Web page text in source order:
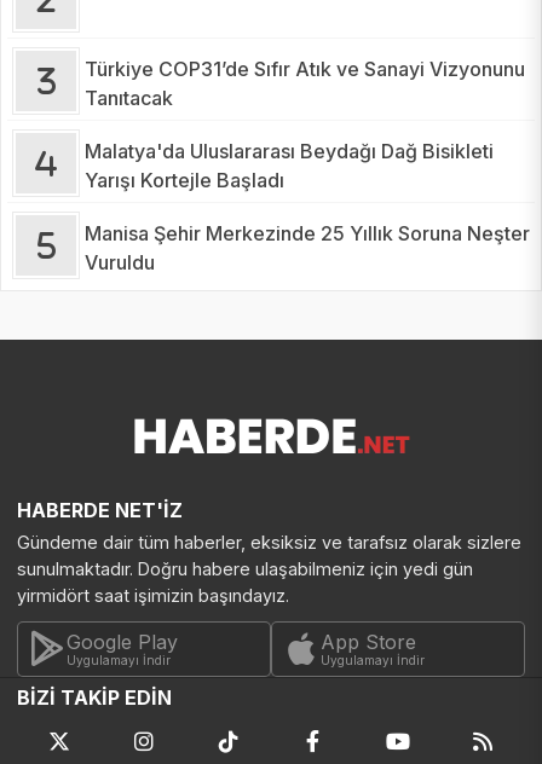
Türkiye COP31’de Sıfır Atık ve Sanayi Vizyonunu
Tanıtacak
Malatya'da Uluslararası Beydağı Dağ Bisikleti
Yarışı Kortejle Başladı
Manisa Şehir Merkezinde 25 Yıllık Soruna Neşter
Vuruldu
HABERDE NET'İZ
Gündeme dair tüm haberler, eksiksiz ve tarafsız olarak sizlere
sunulmaktadır. Doğru habere ulaşabilmeniz için yedi gün
yirmidört saat işimizin başındayız.
Google Play
Uygulamayı İndir
App Store
Uygulamayı İndir
BİZİ TAKİP EDİN